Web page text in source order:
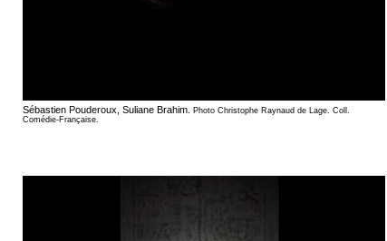
Sébastien Pouderoux, Suliane Brahim.
Photo Christophe Raynaud de Lage. Coll.
Comédie-Française.